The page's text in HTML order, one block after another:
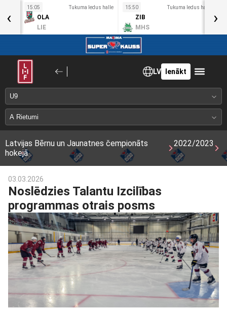
15:05 Tukuma ledus halle
OLA
LIE
15:50 Tukuma ledus halle
ZIB
MHS
‹ ›
LV Ienākt
Latvijas Bērnu un Jaunatnes čempionāts
hokejā
2022/2023
03.03.2026
Noslēdzies Talantu Izcilības
programmas otrais posms